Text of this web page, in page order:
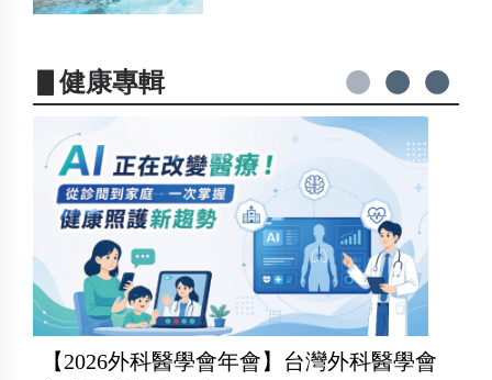
▋健康專輯
【2026外科醫學會年會】台灣外科醫學會